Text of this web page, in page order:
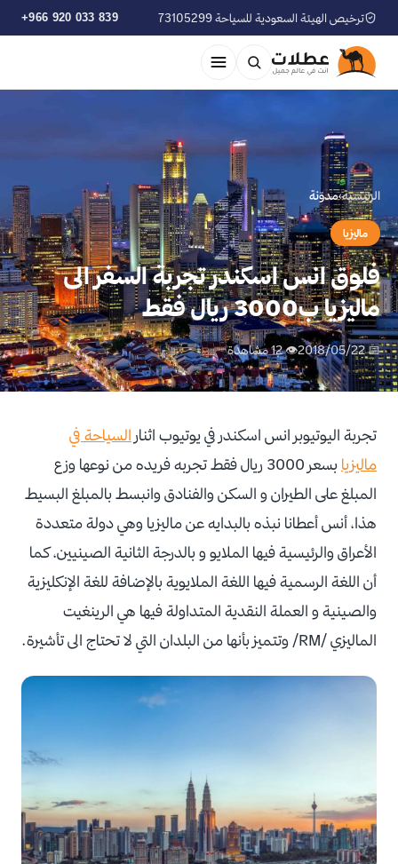
ترخيص الهيئة السعودية للسياحة 73105299 +966 920 033 839
الرئيسية›مدوّنة
ماليزيا
فلوق انس اسكندر تجربة السفر الى
ماليزيا ب3000 ريال فقط
📅 2018/05/22 👁 12 مشاهدة
تجربة اليوتيوبر انس اسكندر في يوتيوب اثنار السياحة في
ماليزيا
بسعر 3000 ريال فقط تجربه فريده من نوعها وزع
المبلغ على الطيران و السكن والفنادق وانبسط بالمبلغ البسيط
هذا، أنس أعطانا نبذه بالبدايه عن ماليزيا وهي دولة متعددة
الأعراق والرئيسية فيها الملايو و بالدرجة الثانية الصينيين، كما
أن اللغة الرسمية فيها اللغة الملايوية بالإضافة للغة الإنكليزية
والصينية و العملة النقدية المتداولة فيها هي الرينغيت
الماليزي /RM/ وتتميز بأنها من البلدان التي لا تحتاج الى تأشيرة.